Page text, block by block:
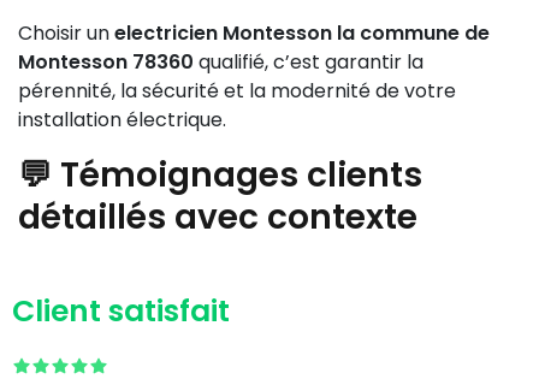
Choisir unelectricien Montesson la commune de
Montesson 78360 qualifié, c’est garantir la
pérennité, la sécurité et la modernité de votre
installation électrique.
💬 Témoignages clients
détaillés avec contexte
Client satisfait